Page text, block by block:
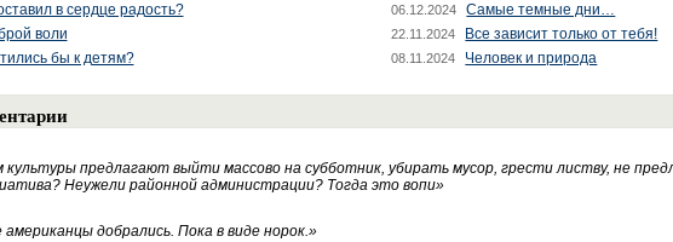
в сердце радость? 06.12.2024 Самые темные дни…
воли 22.11.2024 Все зависит только от тебя!
бы к детям? 08.11.2024 Человек и природа
предлагают выйти массово на субботник, убирать мусор, грести листву, не
Неужели районной администрации? Тогда это вопи»
американцы добрались. Пока в виде норок.»